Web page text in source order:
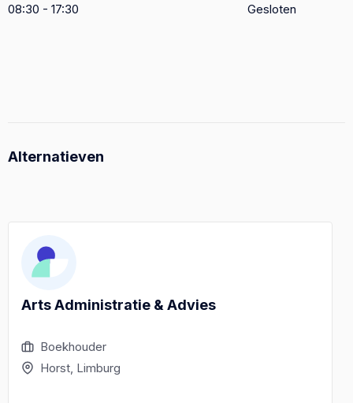
08:30 - 17:30
Gesloten
Alternatieven
Arts Administratie & Advies
Boekhouder
Horst, Limburg